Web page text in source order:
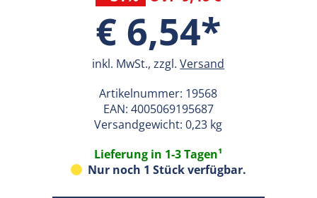
€ 6,54*
inkl. MwSt., zzgl.Versand
Artikelnummer: 19568
EAN: 4005069195687
Versandgewicht: 0,23 kg
Lieferung in 1-3 Tagen¹
Nur noch 1 Stück verfügbar.